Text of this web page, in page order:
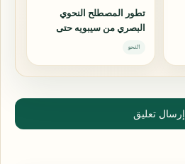
تطور المصطلح النحوي
البصري من سيبويه حتى
الزمخشري
النحو
إرسال تعليق